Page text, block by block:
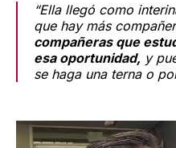
“Ella llegó como
que hay más
compañeras que
esa oportunidad, y
se haga una terna o